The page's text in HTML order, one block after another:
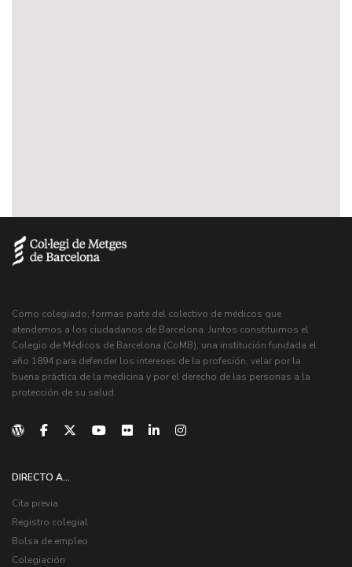
Como colegiado, formas parte del colectivo de médicos que
atendemos a los ciudadanos de Barcelona. Juntos constituimos el
Colegio de Médicos de Barcelona (CoMB), una institución fundada el
año 1894 para defender los intereses de la profesión, velar por la
buena práctica de la medicina y por el derecho de las personas a la
protección de su salud.
DIRECTO A...
Cita previa
Registro colegial
Bolsa de empleo
Colegiación